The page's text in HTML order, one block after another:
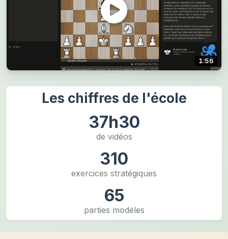
1:56
Les chiffres de l'école
37h30
de vidéos
310
exercices stratégiques
65
parties modèles